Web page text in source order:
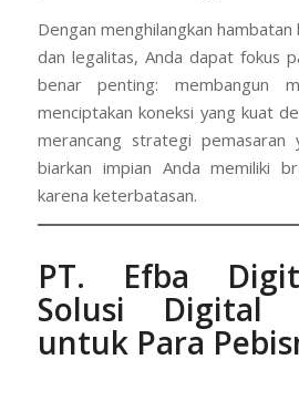
Dengan menghilangkan
dan legalitas, Anda dapat fokus
benar penting: membangun
menciptakan koneksi yang kuat
merancang strategi pemasaran
biarkan impian Anda memiliki
karena keterbatasan.
PT. Efba
Solusi Digital
untuk Para